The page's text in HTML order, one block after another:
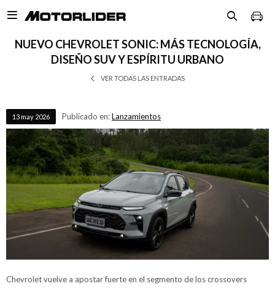

NUEVO CHEVROLET SONIC: MÁS TECNOLOGÍA,
DISEÑO SUV Y ESPÍRITU URBANO
VER TODAS LAS ENTRADAS
13 may 2026 Publicado en:Lanzamientos
Chevrolet vuelve a apostar fuerte en el segmento de los crossovers